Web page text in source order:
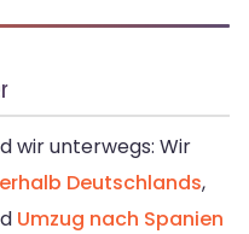
wir unterwegs: Wir
Deutschlands,
Umzug nach Spanien